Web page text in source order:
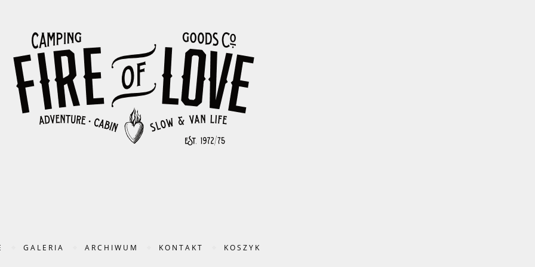
GALERIA ARCHIWUM KONTAKT KOSZYK